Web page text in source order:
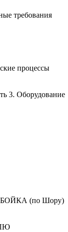
требования
процессы
Оборудование
(по Шору)